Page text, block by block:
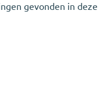
gevonden in deze